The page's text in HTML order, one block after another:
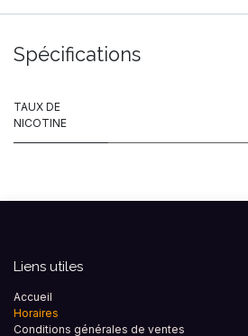
Spécifications
TAUX DE
NICOTINE
Liens utiles
Accueil
Horaires
Conditions générales de ventes